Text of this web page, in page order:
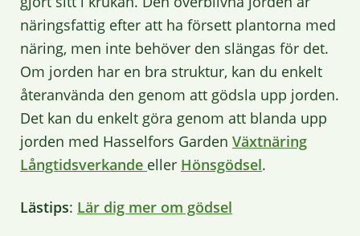
näringsfattig efter att ha försett plantorna med
näring, men inte behöver den slängas för det.
Om jorden har en bra struktur, kan du enkelt
återanvända den genom att gödsla upp jorden.
Det kan du enkelt göra genom att blanda upp
jorden med Hasselfors Garden Växtnäring
Långtidsverkande eller Hönsgödsel.
Lästips: Lär dig mer om gödsel